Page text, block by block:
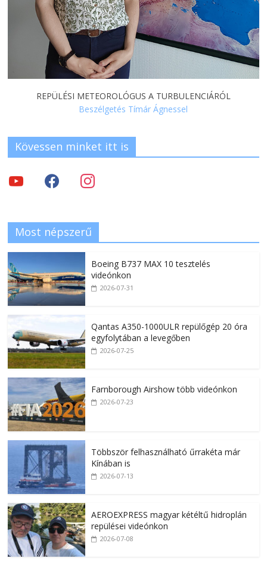
REPÜLÉSI METEOROLÓGUS A TURBULENCIÁRÓL
Beszélgetés Tímár Ágnessel
Kövessen minket itt is
Most népszerű
Boeing B737 MAX 10 tesztelés
videónkon
2026-07-31
Qantas A350-1000ULR repülőgép 20 óra
egyfolytában a levegőben
2026-07-25
Farnborough Airshow több videónkon
2026-07-23
Többször felhasználható űrrakéta már
Kínában is
2026-07-13
AEROEXPRESS magyar kétéltű hidroplán
repülései videónkon
2026-07-08